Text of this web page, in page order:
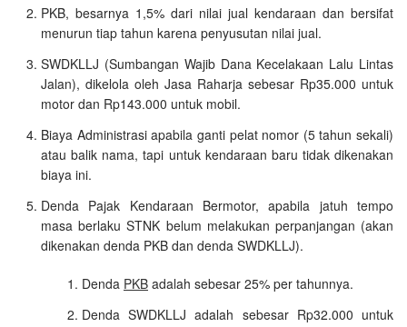
PKB, besarnya 1,5% dari nilai jual kendaraan dan bersifat
menurun tiap tahun karena penyusutan nilai jual.
SWDKLLJ (Sumbangan Wajib Dana Kecelakaan Lalu Lintas
Jalan), dikelola oleh Jasa Raharja sebesar Rp35.000 untuk
motor dan Rp143.000 untuk mobil.
Biaya Administrasi apabila ganti pelat nomor (5 tahun sekali)
atau balik nama, tapi untuk kendaraan baru tidak dikenakan
biaya ini.
Denda Pajak Kendaraan Bermotor, apabila jatuh tempo
masa berlaku STNK belum melakukan perpanjangan (akan
dikenakan denda PKB dan denda SWDKLLJ).
Denda PKB adalah sebesar 25% per tahunnya.
Denda SWDKLLJ adalah sebesar Rp32.000 untuk